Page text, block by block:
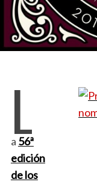
L
a 56ª
edición
de los